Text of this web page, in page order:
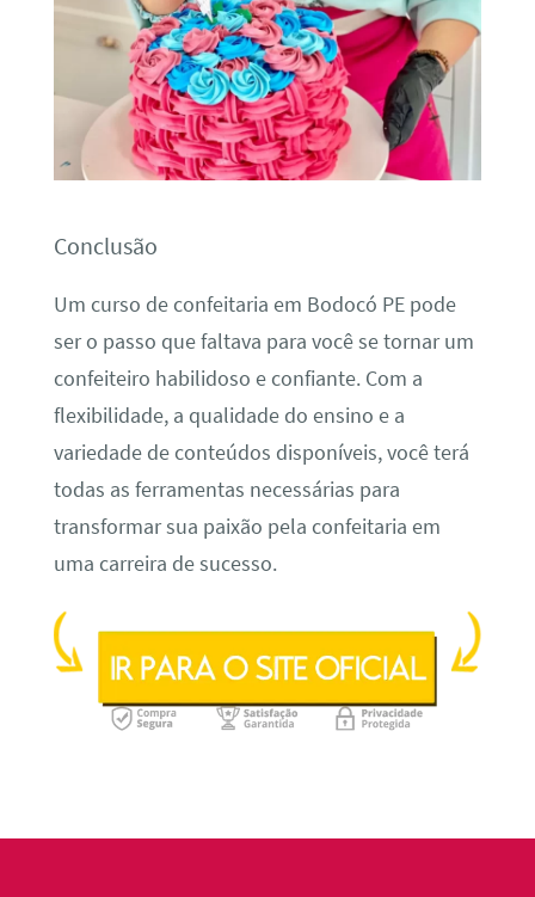
Conclusão
Um curso de confeitaria em Bodocó PE pode
ser o passo que faltava para você se tornar um
confeiteiro habilidoso e confiante. Com a
flexibilidade, a qualidade do ensino e a
variedade de conteúdos disponíveis, você terá
todas as ferramentas necessárias para
transformar sua paixão pela confeitaria em
uma carreira de sucesso.